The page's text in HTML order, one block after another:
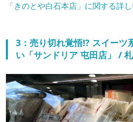
「きのとや白石本店」に関する詳
3：売り切れ覚悟!? スイーツ
い「サンドリア 屯田店」 /